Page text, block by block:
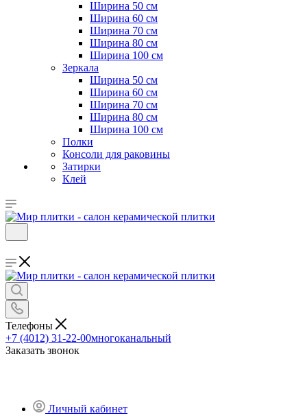
Ширина 50 см
Ширина 60 см
Ширина 70 см
Ширина 80 см
Ширина 100 см
Зеркала
Ширина 50 см
Ширина 60 см
Ширина 70 см
Ширина 80 см
Ширина 100 см
Полки
Консоли для раковины
Затирки
Клей
Телефоны
+7 (4012) 31-22-00многоканальный
Заказать звонок
Личный кабинет